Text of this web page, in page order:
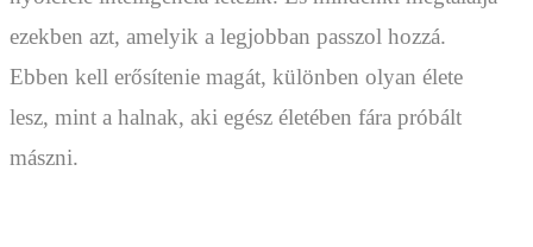
ezekben azt, amelyik a legjobban passzol hozzá.
Ebben kell erősítenie magát, különben olyan élete
lesz, mint a halnak, aki egész életében fára próbált
mászni.